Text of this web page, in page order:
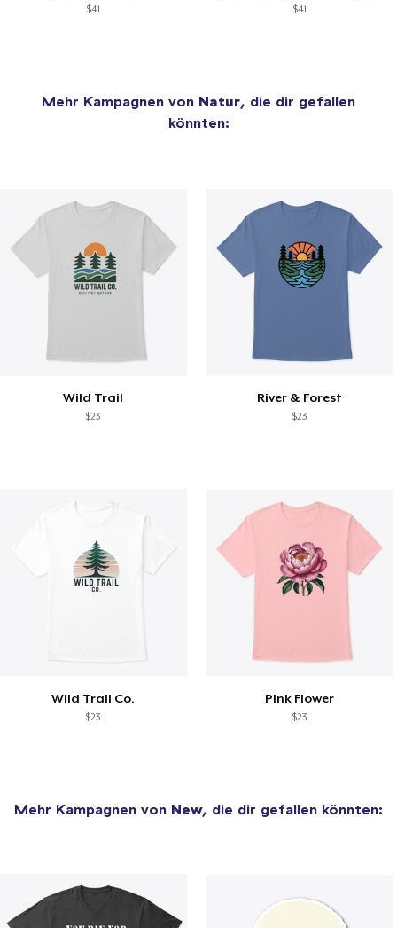
$41 $41
Mehr Kampagnen von Natur, die dir gefallen
könnten:
Wild Trail
$23
River & Forest
$23
Wild Trail Co.
$23
Pink Flower
$23
Mehr Kampagnen von New, die dir gefallen könnten: